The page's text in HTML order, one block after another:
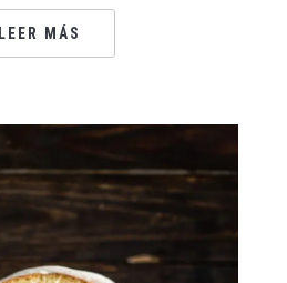
LEER MÁS